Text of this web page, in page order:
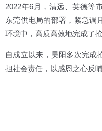
2022年6月，清远、英德等
东莞供电局的部署，紧急调
环境中，高质高效地完成了
自成立以来，昊阳多次完
担社会责任，以感恩之心反哺